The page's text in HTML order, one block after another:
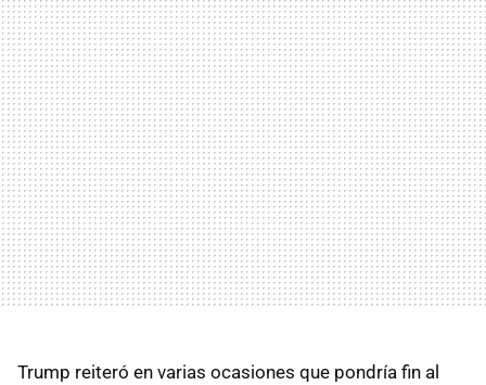
Trump reiteró en varias ocasiones que pondría fin al